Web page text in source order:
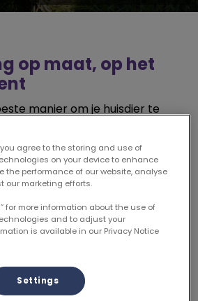
op maat, op het
manier om je huisdier te
bouwt je huisdier een
deze bescherming na
is het belangrijk om
te herhalen (boosteren). Zo blijft
beschermd.
een vaccinatie op maat. We
leeftijd en leefstijl van je
you agree to the storing and use of
on your device to enhance
the performance of our website, analyse
our marketing efforts.
for more information about the use of
and to adjust your
is available in our Privacy Notice
Settings